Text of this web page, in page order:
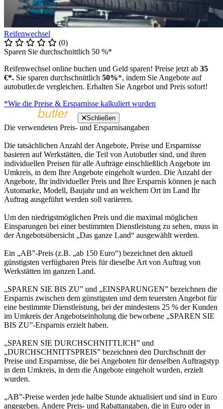
Reifenwechsel
(0)
Sparen Sie durchschnittlich 50 %*
Reifenwechsel online buchen und Geld sparen! Preise jetzt ab 35
€*. Sie sparen durchschnittlich 50%*, indem Sie Angebote auf
autobutler.de vergleichen. Erhalten Sie Angebot und Preis sofort!
*Wie die Preise & Ersparnisse kalkuliert wurden
Schließen
Die verwendeten Preis- und Ersparnisangaben
Die tatsächlichen Anzahl der Angebote, Preise und Ersparnisse
basieren auf Werkstätten, die Teil von Autobutler sind, und ihren
individuellen Preisen für alle Aufträge einschließlich Angebote im
Umkreis, in dem Ihre Angebote eingeholt wurden. Die Anzahl der
Angebote, Ihr individueller Preis und Ihre Ersparnis können je nach
Automarke, Modell, Baujahr und an welchem Ort im Land Ihr
Auftrag ausgeführt werden soll variieren.
Um den niedrigstmöglichen Preis und die maximal möglichen
Einsparungen bei einer bestimmten Dienstleistung zu sehen, muss in
der Angebotsübersicht „Das ganze Land“ ausgewählt werden.
Ein „AB”-Preis (z.B. „ab 150 Euro“) bezeichnet den aktuell
günstigsten verfügbaren Preis für dieselbe Art von Auftrag von
Werkstätten im ganzen Land.
„SPAREN SIE BIS ZU” und „EINSPARUNGEN” bezeichnen die
Ersparnis zwischen dem günstigsten und dem teuersten Angebot für
eine bestimmte Dienstleistung, bei der mindestens 25 % der Kunden
im Umkreis der Angebotseinholung die beworbene „SPAREN SIE
BIS ZU”-Ersparnis erzielt haben.
„SPAREN SIE DURCHSCHNITTLICH” und
„DURCHSCHNITTSPREIS” bezeichnen den Durchschnitt der
Preise und Ersparnisse, die bei Angeboten für denselben Auftragstyp
in dem Umkreis, in dem die Angebote eingeholt wurden, erzielt
wurden.
„AB”-Preise werden jede halbe Stunde aktualisiert und sind in Euro
angegeben. Andere Preis- und Rabattangaben, die in Euro oder in